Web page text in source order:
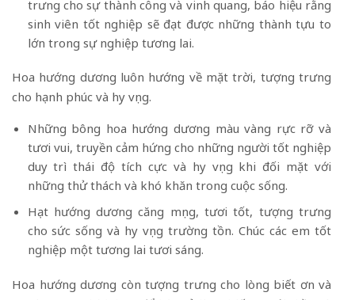
trưng cho sự thành công và vinh quang, báo hiệu rằng
sinh viên tốt nghiệp sẽ đạt được những thành tựu to
lớn trong sự nghiệp tương lai.
Hoa hướng dương luôn hướng về mặt trời, tượng trưng
cho hạnh phúc và hy vọng.
Những bông hoa hướng dương màu vàng rực rỡ và
tươi vui, truyền cảm hứng cho những người tốt nghiệp
duy trì thái độ tích cực và hy vọng khi đối mặt với
những thử thách và khó khăn trong cuộc sống.
Hạt hướng dương căng mọng, tươi tốt, tượng trưng
cho sức sống và hy vọng trường tồn. Chúc các em tốt
nghiệp một tương lai tươi sáng.
Hoa hướng dương còn tượng trưng cho lòng biết ơn và